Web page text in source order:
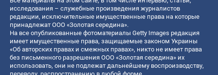
исследования – служебные произведения журналистов
редакции, исключительные имущественные права на которые
принадлежат ООО «Золотая середина».
На все опубликованные фотоматериалы Getty Images редакция
имеет имущественные права, защищаемые законом Украины
«Об авторских правах и смежных правах», никто не имеет права
без письменного разрешения ООО «Золотая середина» их
использовать, они не подлежат дальнейшему воспроизводству,